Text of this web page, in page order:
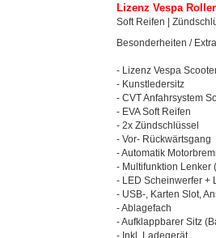
Lizenz Vespa
Soft Reifen |
Besonderheiten /
- Lizenz Vespa
- Kunstledersitz
- CVT Anfahrsystem
- EVA Soft Reifen
- 2x Zündschlüssel
- Vor- Rückwärtsgang
- Automatik
- Multifunktion Lenker
- LED Scheinwerfer +
- USB-, Karten Slot,
- Ablagefach
- Aufklappbarer Sitz
- Inkl. Ladegerät